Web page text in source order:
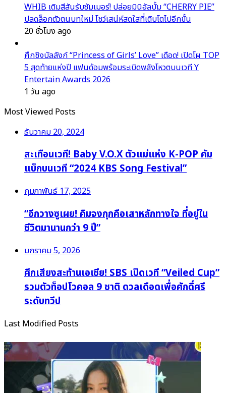
WHIB เติมสีสันรับซัมเมอร์! ปล่อยมินิอัลบั้ม “CHERRY PIE”
ปลดล็อกตัวตนบทใหม่ โชว์เสน่ห์สดใสที่เติบโตไปอีกขั้น
20 ชั่วโมง ago
ศึกชิงบัลลังก์ “Princess of Girls’ Love” เดือด! เปิดโผ TOP
5 สุดท้ายแห่งปี แฟนด้อมพร้อมระเบิดพลังโหวตบนเวที Y
Entertain Awards 2026
1 วัน ago
Most Viewed Posts
ธันวาคม 20, 2024
สะเทือนเวที! Baby V.O.X ตัวแม่แห่ง K-POP คัม
แบ็กบนเวที “2024 KBS Song Festival”
กุมภาพันธ์ 17, 2025
“อีกวางซูเผย! คิมจงกุกคือเสาหลักทางใจ ที่อยู่ใน
ชีวิตมานานกว่า 9 ปี”
มกราคม 5, 2026
ศึกเสียงสะท้านเอเชีย! SBS เปิดเวที “Veiled Cup”
รวมตัวท็อปโวคอล 9 ชาติ ดวลเดือดเพื่อศักดิ์ศรี
ระดับทวีป
Last Modified Posts